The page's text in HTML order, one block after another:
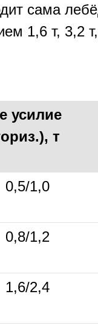
сама
1,6 т, 3,2
усилие
т
0,5/1,0
0,8/1,2
1,6/2,4